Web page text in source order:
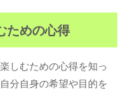
ための心得
しむための心得を知っ
分自身の希望や目的を